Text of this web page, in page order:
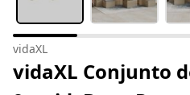
vidaXL
vidaXL Conjunto